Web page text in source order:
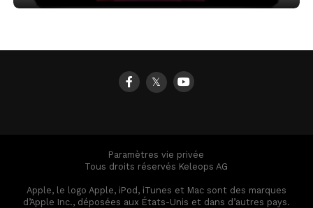
𝕏
Paramètres vie privée
Tous droits réservés Keleops AG
Apple, le logo Apple, iPod, iTunes et Mac sont des marques
d’Apple Inc., déposées aux États-Unis et dans d’autres pays.